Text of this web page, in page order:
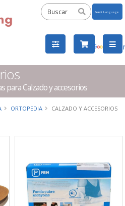
by
para Calzado y accesorios
ORTOPEDIA CALZADO Y ACCESORIOS